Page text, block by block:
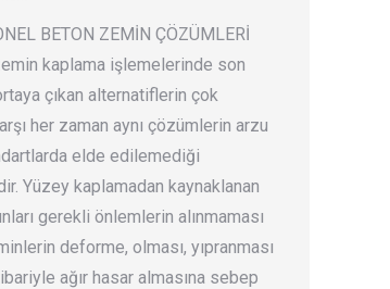
BETON ZEMİN ÇÖZÜMLERİ
kaplama işlemelerinde son
çıkan alternatiflerin çok
her zaman aynı çözümlerin arzu
elde edilemediği
Yüzey kaplamadan kaynaklanan
gerekli önlemlerin alınmaması
deforme, olması, yıpranması
ağır hasar almasına sebep